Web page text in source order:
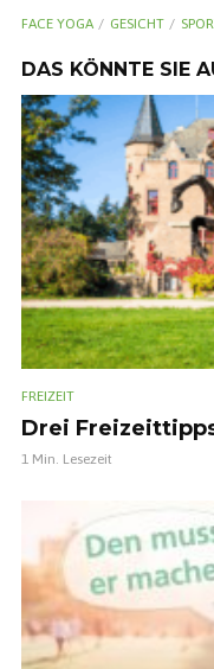
FACE YOGA GESICHT
DAS KÖNNTE SIE
FREIZEIT
Drei
1 Min. Lesezeit